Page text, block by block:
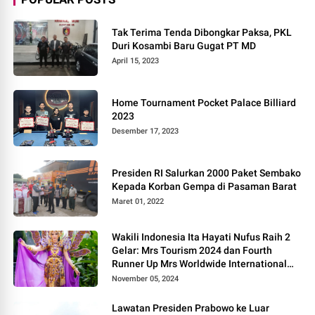
Tak Terima Tenda Dibongkar Paksa, PKL
Duri Kosambi Baru Gugat PT MD
April 15, 2023
Home Tournament Pocket Palace Billiard
2023
Desember 17, 2023
Presiden RI Salurkan 2000 Paket Sembako
Kepada Korban Gempa di Pasaman Barat
Maret 01, 2022
Wakili Indonesia Ita Hayati Nufus Raih 2
Gelar: Mrs Tourism 2024 dan Fourth
Runner Up Mrs Worldwide International
2024, di Pemilihan Mrs Worldwide 2024
November 05, 2024
Lawatan Presiden Prabowo ke Luar